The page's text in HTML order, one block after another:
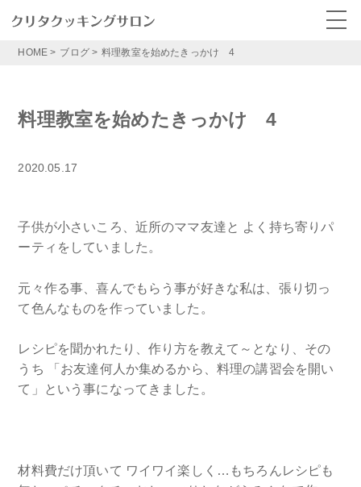
HOME > ブログ> 料理教室を始めたきっかけ 4
料理教室を始めたきっかけ 4
2020.05.17
子供が小さいころ、近所のママ友達と よく持ち寄りパ
ーティをしていました。
元々作る事、喜んでもらう事が好きな私は、張り切っ
て色んなものを作っていました。
レシピを聞かれたり、作り方を教えて～となり、その
うち 「お友達何人か集めるから、料理の講習会を開い
て」という事になってきました。
材料費だけ頂いて ワイワイ楽しく…もちろんレシピも